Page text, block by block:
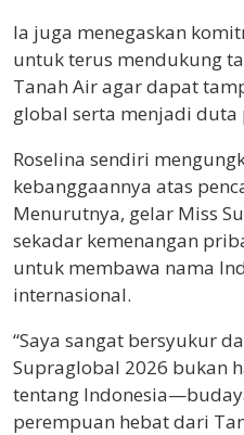
Ia juga menegaskan
untuk terus mendukung
Tanah Air agar dapat
global serta menjadi
Roselina sendiri
kebanggaannya atas
Menurutnya, gelar Miss
sekadar kemenangan
untuk membawa nama
internasional.
“Saya sangat bersyukur
Supraglobal 2026 bukan
tentang
perempuan hebat dari